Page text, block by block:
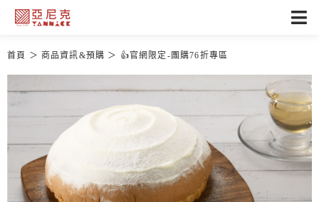
首頁 商品資訊&預購 👍官網限定-團購76折專區